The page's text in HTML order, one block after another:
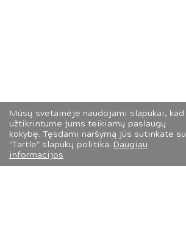
Mūsų svetainėje naudojami slapukai, kad
užtikrintume jums teikiamų paslaugų
kokybę. Tęsdami naršymą jūs sutinkate su
"Tartle" slapukų politika. Daugiau
informacijos